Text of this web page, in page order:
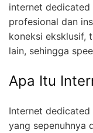
internet dedicated
profesional dan
koneksi eksklusif,
lain, sehingga
Apa Itu
Internet dedicated
yang sepenuhnya